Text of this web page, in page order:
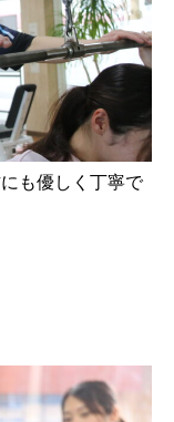
も優しく丁寧で